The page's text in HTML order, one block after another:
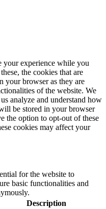
your experience while you
the cookies that are
your browser as they are
of the website. We
analyze and understand how
be stored in your browser
the option to opt-out of these
cookies may affect your
for the website to
basic functionalities and
Description